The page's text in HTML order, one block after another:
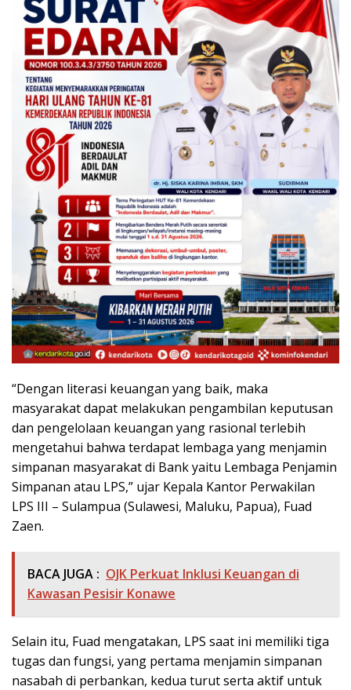
“Dengan literasi keuangan yang baik, maka
masyarakat dapat melakukan pengambilan keputusan
dan pengelolaan keuangan yang rasional terlebih
mengetahui bahwa terdapat lembaga yang menjamin
simpanan masyarakat di Bank yaitu Lembaga Penjamin
Simpanan atau LPS,” ujar Kepala Kantor Perwakilan
LPS III – Sulampua (Sulawesi, Maluku, Papua), Fuad
Zaen.
BACA JUGA : OJK Perkuat Inklusi Keuangan di
Kawasan Pesisir Konawe
Selain itu, Fuad mengatakan, LPS saat ini memiliki tiga
tugas dan fungsi, yang pertama menjamin simpanan
nasabah di perbankan, kedua turut serta aktif untuk